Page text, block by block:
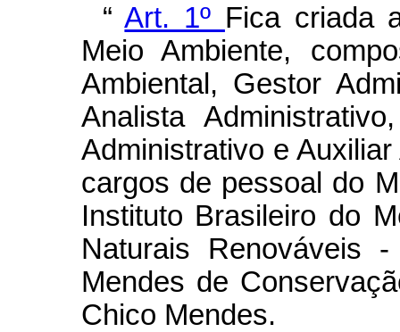
“Art. 1º Fica criada
Meio Ambiente,
Ambiental, Gestor
Analista
Administrativo e
cargos de pessoal do
Instituto Brasileiro do
Naturais Renováveis
Mendes de
Chico Mendes.